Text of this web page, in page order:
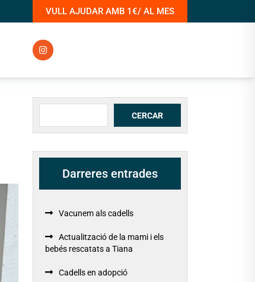
VULL AJUDAR AMB 1€/ AL MES
Cerca CERCAR
Darreres entrades
Vacunem als cadells
Actualització de la mami i els
bebés rescatats a Tiana
Cadells en adopció